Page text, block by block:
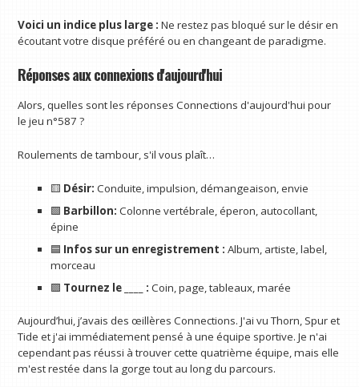
Voici un indice plus large : Ne restez pas bloqué sur le désir en
écoutant votre disque préféré ou en changeant de paradigme.
Réponses aux connexions d'aujourd'hui
Alors, quelles sont les réponses Connections d'aujourd'hui pour
le jeu n°587 ?
Roulements de tambour, s'il vous plaît…
🟨 Désir: Conduite, impulsion, démangeaison, envie
🟩 Barbillon: Colonne vertébrale, éperon, autocollant,
épine
🟦 Infos sur un enregistrement : Album, artiste, label,
morceau
🟪 Tournez le ____ : Coin, page, tableaux, marée
Aujourd’hui, j’avais des œillères Connections. J'ai vu Thorn, Spur et
Tide et j'ai immédiatement pensé à une équipe sportive. Je n'ai
cependant pas réussi à trouver cette quatrième équipe, mais elle
m'est restée dans la gorge tout au long du parcours.